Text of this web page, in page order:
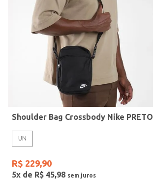
Shoulder Bag Crossbody Nike PRETO
UN
R$ 229,90
5x de R$ 45,98